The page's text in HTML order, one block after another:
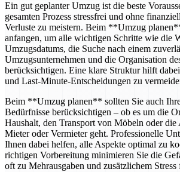
Ein gut geplanter Umzug ist die beste
gesamten Prozess stressfrei und ohne
Verluste zu meistern. Beim **Umzug
anfangen, um alle wichtigen Schritte wie die
Umzugsdatums, die Suche nach einem
Umzugsunternehmen und die Organisation
berücksichtigen. Eine klare Struktur hilft
und Last-Minute-Entscheidungen zu
Beim **Umzug planen** sollten Sie auch
Bedürfnisse berücksichtigen – ob es um die
Haushalt, den Transport von Möbeln oder
Mieter oder Vermieter geht. Professionelle
Ihnen dabei helfen, alle Aspekte optimal zu
richtigen Vorbereitung minimieren Sie die
oft zu Mehrausgaben und zusätzlichem Stress